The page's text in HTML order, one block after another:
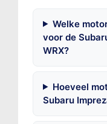
Welke
voor de
WRX?
Hoeveel
Subaru